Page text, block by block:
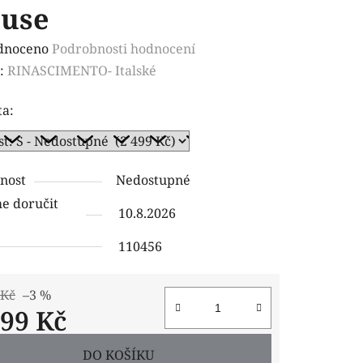
Podrobnosti hodnocení
RINASCIMENTO- Italské
Nedostupné
doručit
10.8.2026
110456
–3 %
Kč
DO KOŠÍKU